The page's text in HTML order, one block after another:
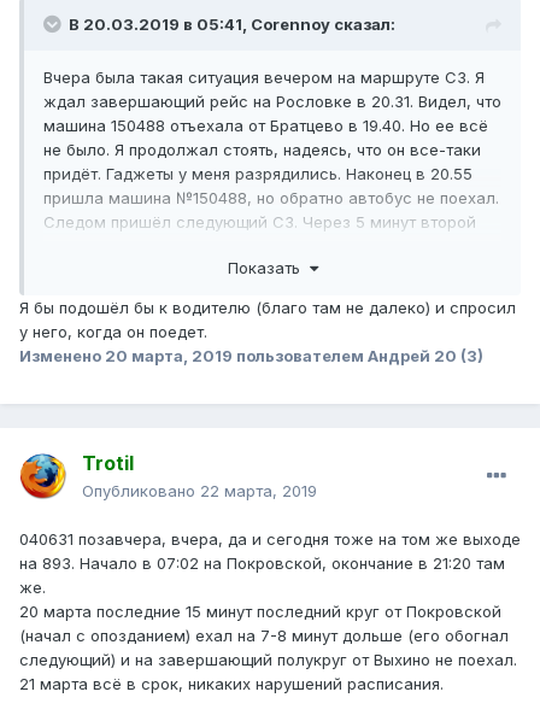
В 20.03.2019 в 05:41, Corennoy сказал:
Вчера была такая ситуация вечером на маршруте С3. Я
ждал завершающий рейс на Рословке в 20.31. Видел, что
машина 150488 отъехала от Братцево в 19.40. Но ее всё
не было. Я продолжал стоять, надеясь, что он все-таки
придёт. Гаджеты у меня разрядились. Наконец в 20.55
пришла машина №150488, но обратно автобус не поехал.
Следом пришёл следующий С3. Через 5 минут второй
пешком на Белобородова, думая, что у водителя
переработок, диспетчер не закроет сегодня движение на
маршруте.
Показать
Я бы подошёл бы к водителю (благо там не далеко) и спросил
у него, когда он поедет.
Изменено 20 марта, 2019 пользователем Андрей 20 (3)
Trotil
Опубликовано 22 марта, 2019
040631 позавчера, вчера, да и сегодня тоже на том же выходе
на 893. Начало в 07:02 на Покровской, окончание в 21:20 там
же.
20 марта последние 15 минут последний круг от Покровской
(начал с опозданием) ехал на 7-8 минут дольше (его обогнал
следующий) и на завершающий полукруг от Выхино не поехал.
21 марта всё в срок, никаких нарушений расписания.